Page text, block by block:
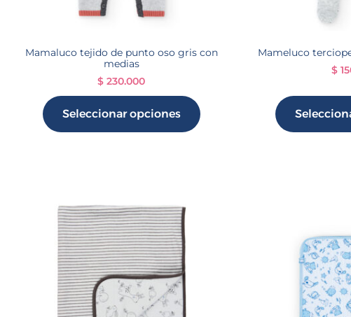
Mamaluco tejido de punto oso gris con
medias
$ 230.000
Seleccionar opciones
Mameluco
$